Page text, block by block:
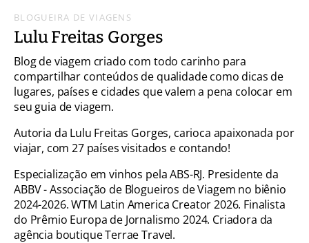
BLOGUEIRA DE VIAGENS
Lulu Freitas Gorges
Blog de viagem criado com todo carinho para
compartilhar conteúdos de qualidade como dicas de
lugares, países e cidades que valem a pena colocar em
seu guia de viagem.
Autoria da Lulu Freitas Gorges, carioca apaixonada por
viajar, com 27 países visitados e contando!
Especialização em vinhos pela ABS-RJ. Presidente da
ABBV - Associação de Blogueiros de Viagem no biênio
2024-2026. WTM Latin America Creator 2026. Finalista
do Prêmio Europa de Jornalismo 2024. Criadora da
agência boutique Terrae Travel.